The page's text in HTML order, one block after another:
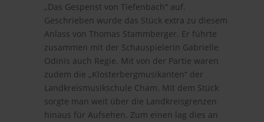
„Das Gespenst von Tiefenbach“ auf.
Geschrieben wurde das Stück extra zu diesem
Anlass von Thomas Stammberger. Er führte
zusammen mit der Schauspielerin Gabrielle
Odinis auch Regie. Mit von der Partie waren
zudem die „Klosterbergmusikanten“ der
Landkreismusikschule Cham. Mit dem Stück
sorgte man weit über die Landkreisgrenzen
hinaus für Aufsehen. Zum einen lag dies an